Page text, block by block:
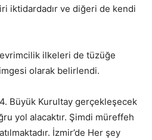
iktidardadır ve diğeri de kendi
ilkeleri de tüzüğe
olarak belirlendi.
Büyük Kurultay gerçekleşecek
yol alacaktır. Şimdi müreffeh
İzmir’de Her şey